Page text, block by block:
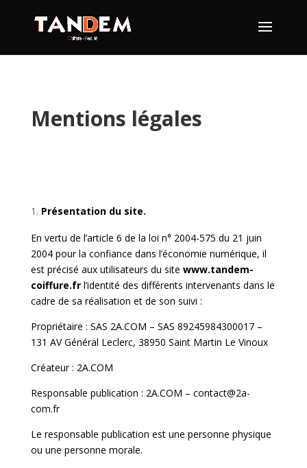
Mentions légales
Présentation du site.
En vertu de l’article 6 de la loi n° 2004-575 du 21 juin
2004 pour la confiance dans l’économie numérique, il
est précisé aux utilisateurs du site www.tandem-
coiffure.frl’identité des différents intervenants dans le
cadre de sa réalisation et de son suivi :
Propriétaire : SAS 2A.COM – SAS 89245984300017 –
131 AV Général Leclerc, 38950 Saint Martin Le Vinoux
Créateur : 2A.COM
Responsable publication : 2A.COM – contact@2a-
com.fr
Le responsable publication est une personne physique
ou une personne morale.